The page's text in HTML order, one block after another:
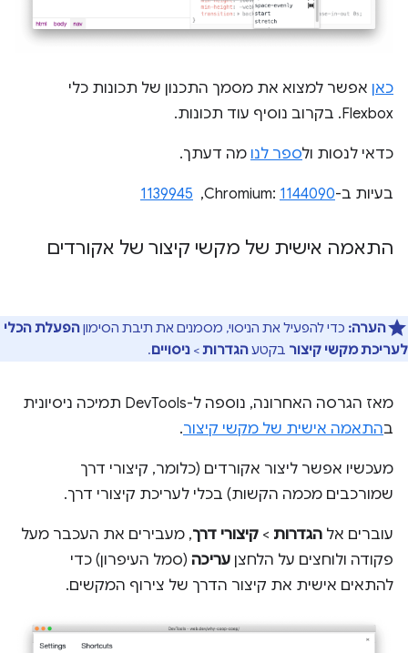
כאן אפשר למצוא את מסמך התכנון של תכונות כלי
Flexbox. בקרוב נוסיף עוד תכונות.
כדאי לנסות ולספר לנו מה דעתך.
בעיות ב-Chromium:1144090
, ‏
1139945
התאמה אישית של מקשי קיצור של אקורדים
הערה: כדי להפעיל את הניסוי, מסמנים את תיבת הסימוןהפעלת הכלי
לעריכת מקשי קיצור בקטעהגדרות> ניסויים.
מאז הגרסה האחרונה, נוספה ל-DevTools תמיכה ניסיונית
בהתאמה אישית של מקשי קיצור.
מעכשיו אפשר ליצור אקורדים (כלומר, קיצורי דרך
שמורכבים מכמה הקשות) בכלי לעריכת קיצורי דרך.
עוברים אל הגדרות > קיצורי דרך, מעבירים את העכבר מעל
פקודה ולוחצים על הלחצן עריכה (סמל העיפרון) כדי
להתאים אישית את קיצור הדרך של צירוף המקשים.